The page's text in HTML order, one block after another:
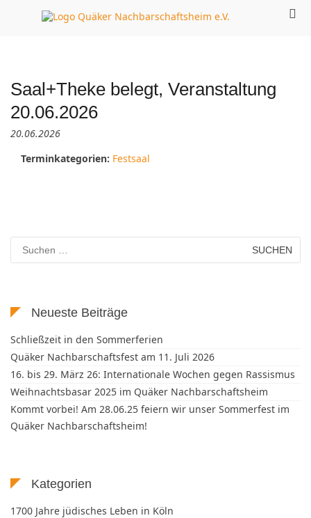
Saal+Theke belegt, Veranstaltung
20.06.2026
20.06.2026
Terminkategorien: Festsaal
Suchen
nach:
Neueste Beiträge
Schließzeit in den Sommerferien
Quäker Nachbarschaftsfest am 11. Juli 2026
16. bis 29. März 26: Internationale Wochen gegen Rassismus
Weihnachtsbasar 2025 im Quäker Nachbarschaftsheim
Kommt vorbei! Am 28.06.25 feiern wir unser Sommerfest im
Quäker Nachbarschaftsheim!
Kategorien
1700 Jahre jüdisches Leben in Köln